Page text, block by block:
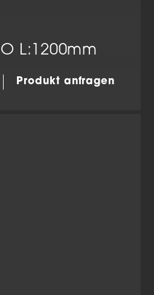
L:1200mm
Produkt anfragen